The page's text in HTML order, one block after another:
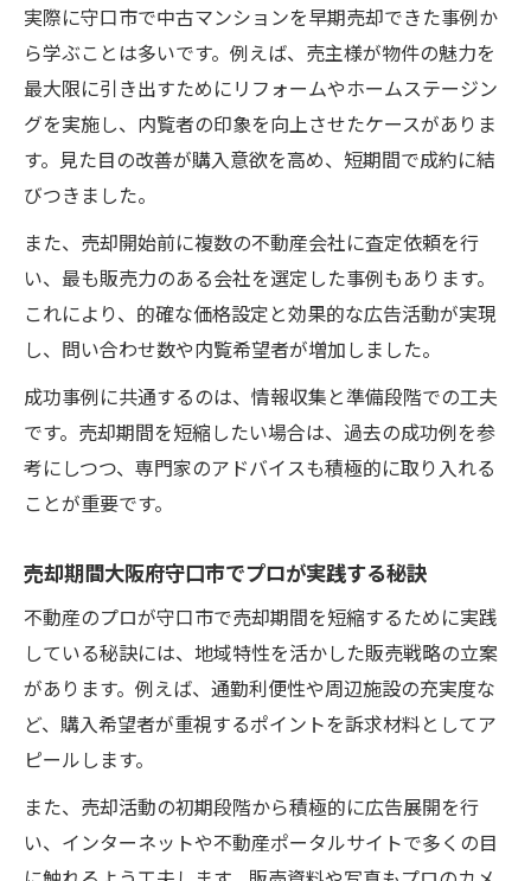
中古マンション売る際に避けたいNG行動と
は
売却期間大阪府守口市で注意すべき失敗パ
ターン
中古マンション売る時のトラブル防止ポイ
ント
売却期間大阪府守口市でよくある誤解と対
策法
中古マンション売る上で知るべき注意事項
一覧
中古マンション売る際の手続きと流れ徹底ガイ
ド
中古マンション売る流れと売却期間短縮の
秘訣
法
中古マンション売る時の必要書類と準備ポ
イント
売却期間大阪府守口市で手続きをスムーズ
に進めるコツ
知識
実際に守口市で中古マンションを早期売却できた事例か
ら学ぶことは多いです。例えば、売主様が物件の魅力を
最大限に引き出すためにリフォームやホームステージン
グを実施し、内覧者の印象を向上させたケースがありま
す。見た目の改善が購入意欲を高め、短期間で成約に結
びつきました。
また、売却開始前に複数の不動産会社に査定依頼を行
い、最も販売力のある会社を選定した事例もあります。
これにより、的確な価格設定と効果的な広告活動が実現
し、問い合わせ数や内覧希望者が増加しました。
成功事例に共通するのは、情報収集と準備段階での工夫
です。売却期間を短縮したい場合は、過去の成功例を参
考にしつつ、専門家のアドバイスも積極的に取り入れる
ことが重要です。
売却期間大阪府守口市でプロが実践する秘訣
不動産のプロが守口市で売却期間を短縮するために実践
している秘訣には、地域特性を活かした販売戦略の立案
があります。例えば、通勤利便性や周辺施設の充実度な
ど、購入希望者が重視するポイントを訴求材料としてア
ピールします。
また、売却活動の初期段階から積極的に広告展開を行
い、インターネットや不動産ポータルサイトで多くの目